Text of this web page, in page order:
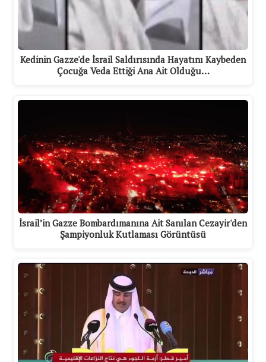
Kedinin Gazze'de İsrail Saldırısında Hayatını Kaybeden
Çocuğa Veda Ettiği Ana Ait Olduğu…
İsrail’in Gazze Bombardımanına Ait Sanılan Cezayir'den
Şampiyonluk Kutlaması Görüntüsü